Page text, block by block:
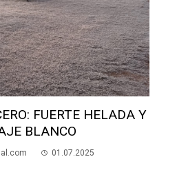
FUERTE HELADA Y
BLANCO
01.07.2025